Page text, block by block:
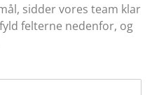
sidder vores team klar
felterne nedenfor, og